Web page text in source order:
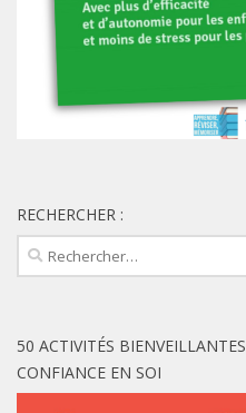
RECHERCHER :
Rechercher :
50 ACTIVITÉS
CONFIANCE EN SOI